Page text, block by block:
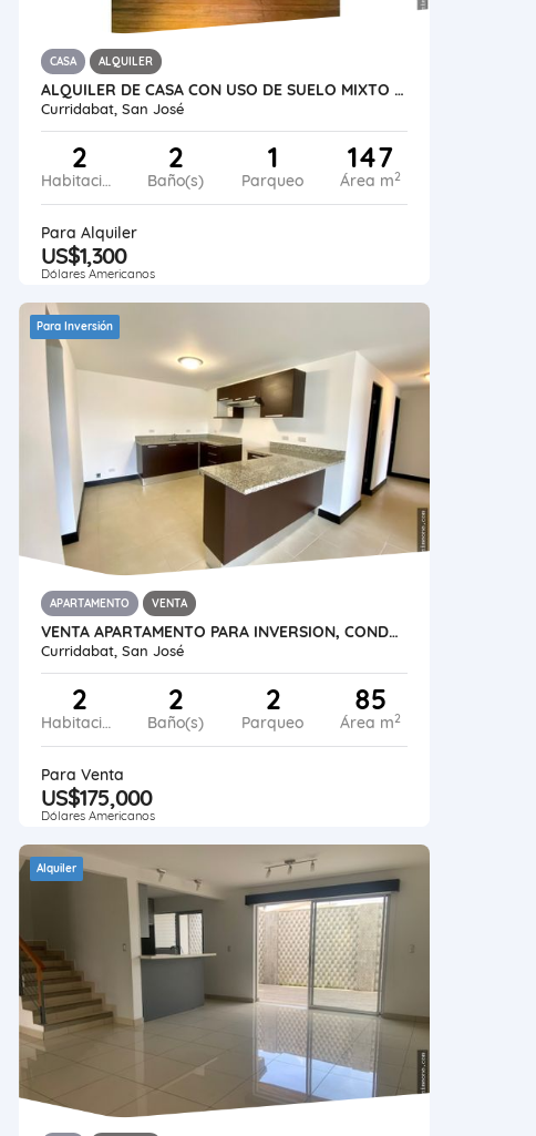
CASA ALQUILER
ALQUILER DE CASA CON USO DE SUELO MIXTO EN CURRIDABAT, SAN JOSÉ
Curridabat, San José
2
Habitaciones
2
Baño(s)
1
Parqueo
147
Área m2
Para Alquiler
US$1,300
Dólares Americanos
Para Inversión
APARTAMENTO VENTA
VENTA APARTAMENTO PARA INVERSION, CONDOMINIO VILLA VERONA,GRANADILLA
Curridabat, San José
2
Habitaciones
2
Baño(s)
2
Parqueo
85
Área m2
Para Venta
US$175,000
Dólares Americanos
Alquiler